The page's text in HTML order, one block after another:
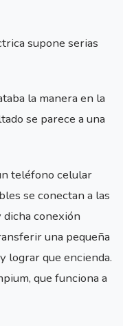
supone serias
la manera en la
se parece a una
teléfono celular
se conectan a las
dicha conexión
una pequeña
lograr que encienda.
que funciona a